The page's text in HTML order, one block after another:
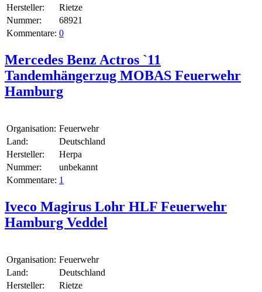
Hersteller:
Rietze
Nummer:
68921
Kommentare: 0
Mercedes Benz Actros `11
Tandemhängerzug MOBAS Feuerwehr
Hamburg
Organisation: Feuerwehr
Land:
Deutschland
Hersteller:
Herpa
Nummer:
unbekannt
Kommentare: 1
Iveco Magirus Lohr HLF Feuerwehr
Hamburg Veddel
Organisation: Feuerwehr
Land:
Deutschland
Hersteller:
Rietze